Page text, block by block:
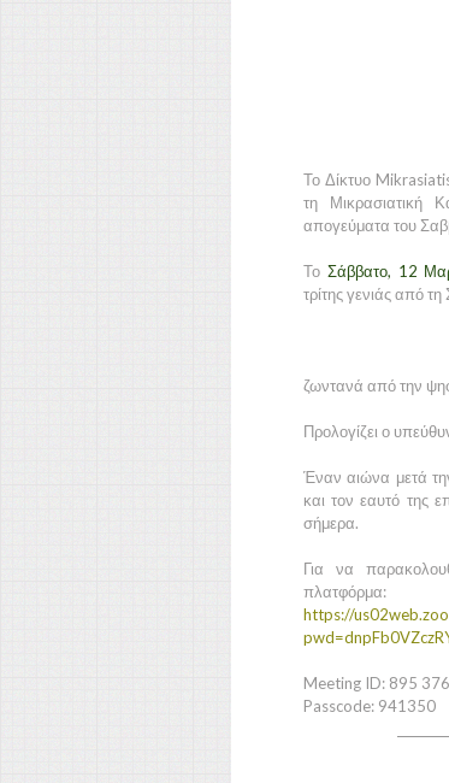
Το Δίκτυο
τη Μικρασιατική
απογεύματα του
Το Σάββατο, 12
τρίτης γενιάς από
ζωντανά από την
Προλογίζει ο
Έναν αιώνα μετά
και τον εαυτό της
σήμερα.
Για να
πλατφόρμα:
https://
Meeting ID: 895
Passcode: 941350